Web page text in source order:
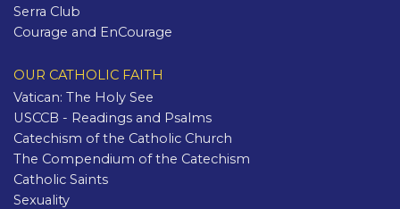
Serra Club
Courage and EnCourage
OUR CATHOLIC FAITH
Vatican: The Holy See
USCCB - Readings and Psalms
Catechism of the Catholic Church
The Compendium of the Catechism
Catholic Saints
Sexuality